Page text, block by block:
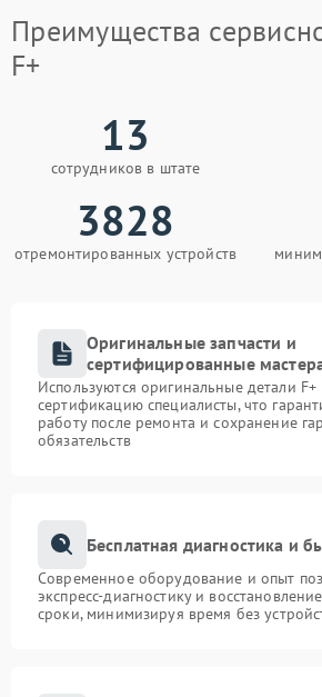
Преимущества
F+
13
сотрудников в штате
3828
отремонтированных устройств
Оригинальные запчасти и
сертифицированные
Используются оригинальные детали
сертификацию специалисты, что
работу после ремонта и сохранение
обязательств
Бесплатная диагностика и
Современное оборудование и опыт
экспресс-диагностику и
сроки, минимизируя время без